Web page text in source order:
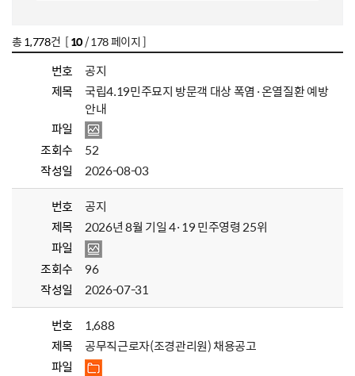
총 1,778건 [10/ 178 페이지 ]
번호
공지
제목
국립4.19민주묘지 방문객 대상 폭염·온열질환 예방
안내
파일
조회수
52
작성일
2026-08-03
번호
공지
제목
2026년 8월 기일 4·19 민주영령 25위
파일
조회수
96
작성일
2026-07-31
번호
1,688
제목
공무직근로자(조경관리원) 채용공고
파일